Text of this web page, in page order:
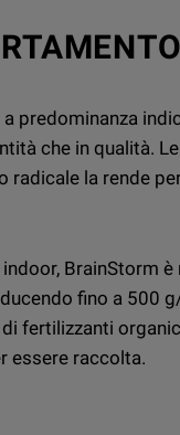
predominanza
che in qualità.
radicale la rende
BrainStorm
fino a 500
di fertilizzanti
essere raccolta.